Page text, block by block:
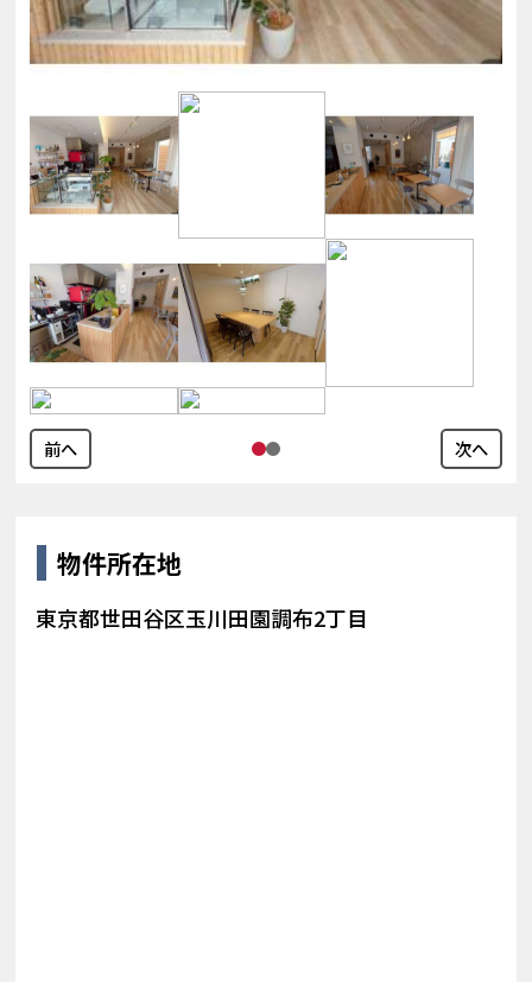
前へ 次へ
物件所在地
東京都世田谷区玉川田園調布2丁目